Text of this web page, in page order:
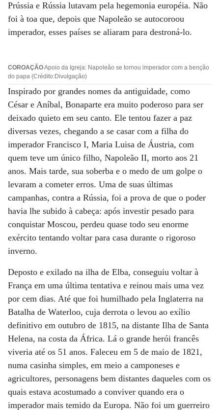
Prússia e Rússia lutavam pela hegemonia européia. Não
foi à toa que, depois que Napoleão se autocoroou
imperador, esses países se aliaram para destroná-lo.
COROAÇÃOApoio da Igreja: Napoleão se tornou imperador com a benção
do papa (Crédito:Divulgação)
Inspirado por grandes nomes da antiguidade, como
César e Aníbal, Bonaparte era muito poderoso para ser
deixado quieto em seu canto. Ele tentou fazer a paz
diversas vezes, chegando a se casar com a filha do
imperador Francisco I, Maria Luisa de Áustria, com
quem teve um único filho, Napoleão II, morto aos 21
anos. Mais tarde, sua soberba e o medo de um golpe o
levaram a cometer erros. Uma de suas últimas
campanhas, contra a Rússia, foi a prova de que o poder
havia lhe subido à cabeça: após investir pesado para
conquistar Moscou, perdeu quase todo seu enorme
exército tentando voltar para casa durante o rigoroso
inverno.
Deposto e exilado na ilha de Elba, conseguiu voltar à
França em uma última tentativa e reinou mais uma vez
por cem dias. Até que foi humilhado pela Inglaterra na
Batalha de Waterloo, cuja derrota o levou ao exílio
definitivo em outubro de 1815, na distante Ilha de Santa
Helena, na costa da África. Lá o grande herói francês
viveria até os 51 anos. Faleceu em 5 de maio de 1821,
numa casinha simples, em meio a camponeses e
agricultores, personagens bem distantes daqueles com os
quais estava acostumado a conviver quando era o
imperador mais temido da Europa. Não foi um guerreiro